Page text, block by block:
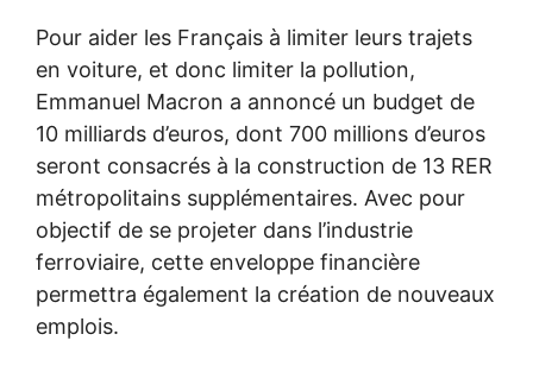
Pour aider les Français à limiter leurs trajets
en voiture, et donc limiter la pollution,
Emmanuel Macron a annoncé un budget de
10 milliards d’euros, dont 700 millions d’euros
seront consacrés à la construction de 13 RER
métropolitains supplémentaires. Avec pour
objectif de se projeter dans l’industrie
ferroviaire, cette enveloppe financière
permettra également la création de nouveaux
emplois.